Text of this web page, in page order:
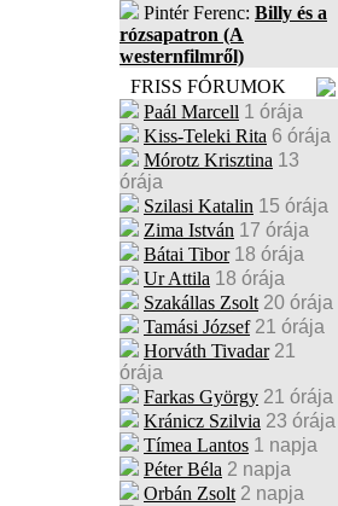
Pintér Ferenc: Billy és a
rózsapatron (A
westernfilmről)
FRISS FÓRUMOK
Paál Marcell 1 órája
Kiss-Teleki Rita 6 órája
Mórotz Krisztina 13
órája
Szilasi Katalin 15 órája
Zima István 17 órája
Bátai Tibor 18 órája
Ur Attila 18 órája
Szakállas Zsolt 20 órája
Tamási József 21 órája
Horváth Tivadar 21
órája
Farkas György 21 órája
Kránicz Szilvia 23 órája
Tímea Lantos 1 napja
Péter Béla 2 napja
Orbán Zsolt 2 napja